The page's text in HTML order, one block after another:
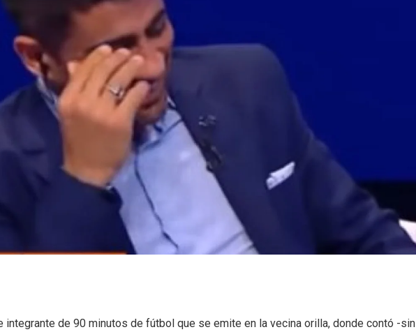
de 90 minutos de fútbol que se emite en la vecina orilla, donde contó -sin